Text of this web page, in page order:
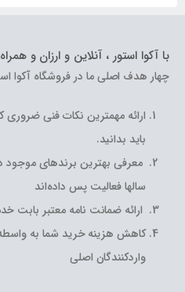
با آکوا استور ، آنلاین و ارزان و
چهار هدف اصلی ما در فروشگاه آکوا
ارائه مهمترین نکات فنی
باید بدانید.
معرفی بهترین برندهای موجود
سالها فعالیت پس داده‌اند
ارائه ضمانت نامه معتبر
کاهش هزینه خرید شما به واسطه
واردکنندگان اصلی